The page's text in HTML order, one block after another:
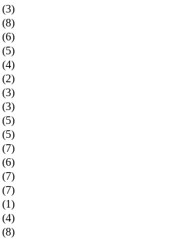
(3)
(8)
(6)
(5)
(4)
(2)
(3)
(3)
(5)
(5)
(7)
(6)
(7)
(7)
(1)
(4)
(8)